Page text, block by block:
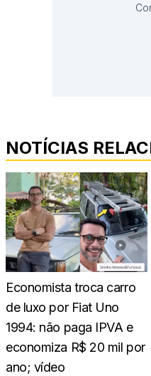
NOTÍCIAS
Economista troca carro
de luxo por Fiat Uno
1994: não paga IPVA e
economiza R$ 20 mil por
ano; vídeo